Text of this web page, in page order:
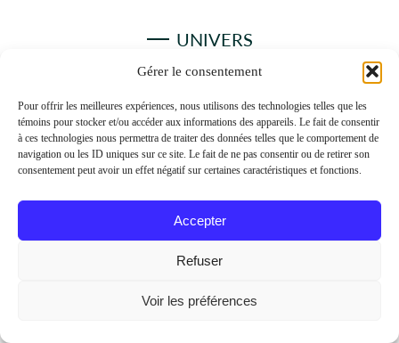
Gérer le consentement
Pour offrir les meilleures expériences, nous utilisons des technologies telles que les
témoins pour stocker et/ou accéder aux informations des appareils. Le fait de consentir
à ces technologies nous permettra de traiter des données telles que le comportement de
navigation ou les ID uniques sur ce site. Le fait de ne pas consentir ou de retirer son
consentement peut avoir un effet négatif sur certaines caractéristiques et fonctions.
Accepter
Refuser
Voir les préférences
UNIVERS
Conseiller.
Vous oeuvrez dans le domaine des services financiers ? Venez
explorer un univers conçu spécifiquement pour vous.
Joignez-vous à l'équipe